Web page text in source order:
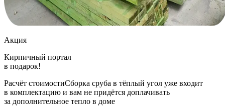
Акция
Кирпичный портал
в подарок!
Расчёт стоимостиСборка сруба в тёплый угол уже входит
в комплектацию и вам не придётся доплачивать
за дополнительное тепло в доме